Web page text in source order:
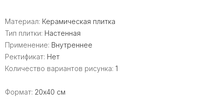
Материал: Керамическая плитка
Тип плитки: Настенная
Применение: Внутреннее
Ректификат: Нет
Количество вариантов рисунка: 1
Формат: 20x40 см